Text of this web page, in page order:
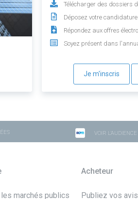
Télécharger des dossiers
Déposez votre
Répondez aux offres
Soyez présent dans
Je m'inscris
VOIR
marchés publics
Acheteur
Publiez vos avis